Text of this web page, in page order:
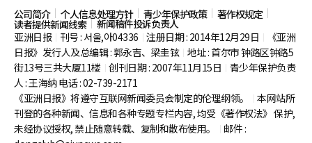
公司简介 个人信息处理方针 青少年保护政策 著作权规定
读者提供新闻线索
新闻稿件投诉负责人
亚洲日报
刊号 : 서울,아04336 注册日期 : 2014年12月29日
《亚洲
日报》发行人及总编辑 : 郭永吉、梁圭铉 地址 : 首尔市钟路区钟路5
街13号三共大厦11楼 创刊日期 : 2007年11月15日
青少年保护负责
人 : 王海纳 电话 : 02-739-2171
《亚洲日报》将遵守互联网新闻委员会制定的伦理纲领。
本网站所
刊登的各种新闻、信息和各种专题专栏内容, 均受《著作权法》 保护,
未经协议授权, 禁止随意转载、复制和散布使用。
邮件 :